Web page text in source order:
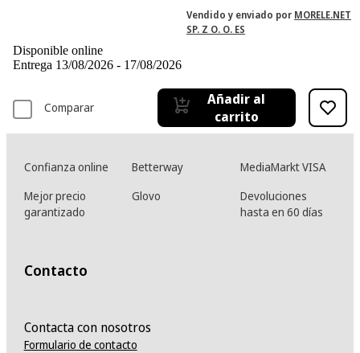
Vendido y enviado por MORELE.NET
SP. Z O. O. ES
Disponible online
Entrega 13/08/2026 - 17/08/2026
Comparar
Añadir al
carrito
Confianza online Betterway
MediaMarkt VISA
Mejor precio
garantizado
Glovo
Devoluciones
hasta en 60 días
Contacto
Contacta con nosotros
Formulario de contacto